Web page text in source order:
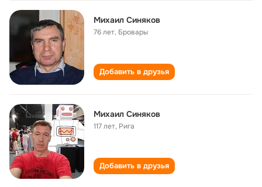
Михаил Синяков
76 лет, Бровары
Добавить в друзья
Михаил Синяков
117 лет, Рига
Добавить в друзья